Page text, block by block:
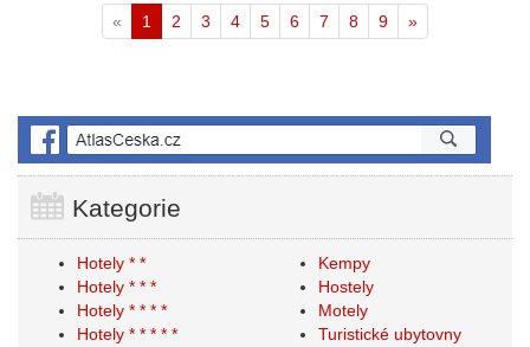
« 1
Aktuální
stránka
2 3 4 5 6 7 8 9 »
Kategorie
Hotely * *
Hotely * * *
Hotely * * * *
Hotely * * * * *
Kempy
Hostely
Motely
Turistické ubytovny